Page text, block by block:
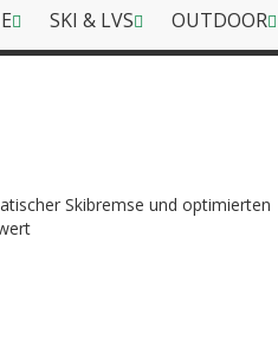
SKI & LVS OUTDOOR
Skibremse und optimierten